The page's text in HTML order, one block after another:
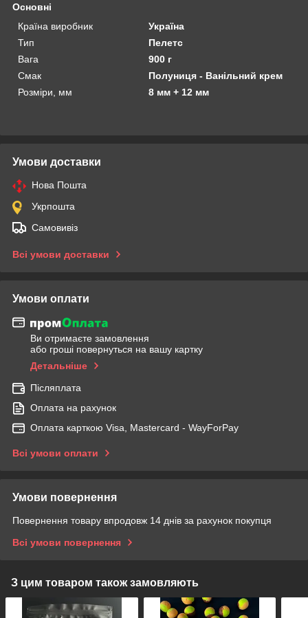
Основні
Країна виробник
Україна
Тип
Пелетс
Вага
900 г
Смак
Полуниця - Ванільний крем
Розміри, мм
8 мм + 12 мм
Умови доставки
Нова Пошта
Укрпошта
Самовивіз
Всі умови доставки
Умови оплати
Ви отримаєте замовлення
або гроші повернуться на вашу картку
Детальніше
Післяплата
Оплата на рахунок
Оплата карткою Visa, Mastercard - WayForPay
Всі умови оплати
Умови повернення
Повернення товару впродовж 14 днів за рахунок покупця
Всі умови повернення
З цим товаром також замовляють